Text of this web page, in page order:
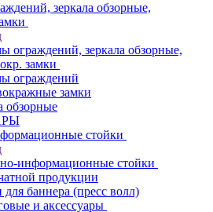
зеркала обзорные,
ограждений, зеркала обзорные,
замки
ограждений
замки
обзорные
стойки
информационные стойки
продукции
баннера (пресс волл)
и аксессуары